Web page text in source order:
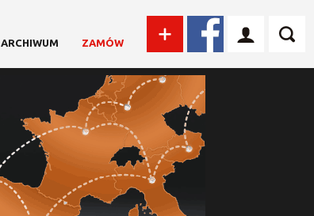
ARCHIWUM ZAMÓW